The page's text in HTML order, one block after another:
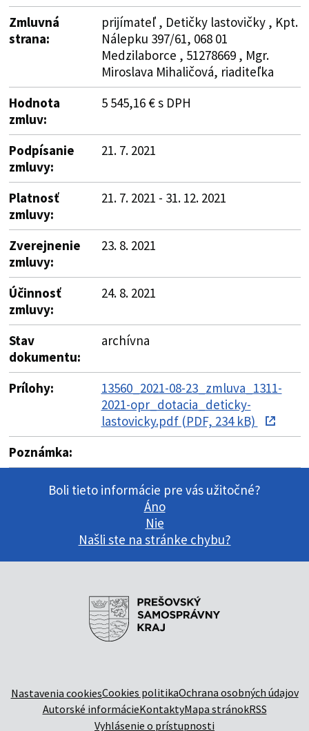
Zmluvná
strana:
prijímateľ , Detičky lastovičky , Kpt.
Nálepku 397/61, 068 01
Medzilaborce , 51278669 , Mgr.
Miroslava Mihaličová, riaditeľka
Hodnota
zmluv:
5 545,16 € s DPH
Podpísanie
zmluvy:
21. 7. 2021
Platnosť
zmluvy:
21. 7. 2021 - 31. 12. 2021
Zverejnenie
zmluvy:
23. 8. 2021
Účinnosť
zmluvy:
24. 8. 2021
Stav
dokumentu:
archívna
Prílohy:
13560_2021-08-23_zmluva_1311-
2021-opr_dotacia_deticky-
lastovicky.pdf (PDF, 234 kB)
Poznámka:
Boli tieto informácie pre vás užitočné?
Áno
Nie
Našli ste na stránke chybu?
Nastavenia cookiesCookies politikaOchrana osobných údajov
Autorské informácieKontaktyMapa stránokRSS
Vyhlásenie o prístupnosti